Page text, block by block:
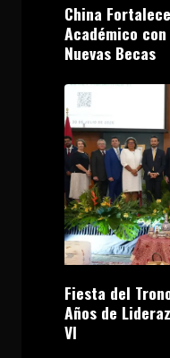
China
Académico con
Nuevas Becas
Fiesta del
Años de
VI